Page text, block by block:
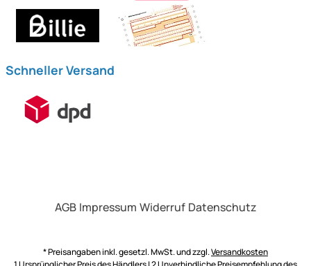
Schneller Versand
AGB Impressum Widerruf Datenschutz
* Preisangaben inkl. gesetzl. MwSt. und zzgl.Versandkosten